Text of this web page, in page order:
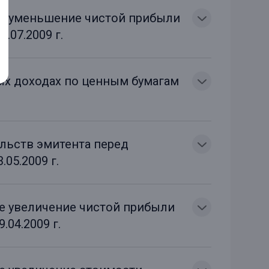
уменьшение чистой прибыли
г.
доходах по ценным бумагам
эмитента перед
г.
увеличение чистой прибыли
г.